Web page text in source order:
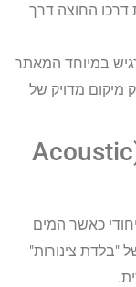
דרכו החוצה דרך
במיוחד המאתר
מיקום מדויק של
אקוסטיקה ואולטרסאונד (Acoustic
כאשר המים
"בלדת צינורות"